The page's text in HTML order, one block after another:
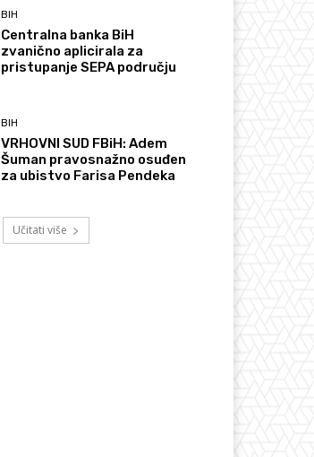
BIH
Centralna banka BiH
zvanično aplicirala za
pristupanje SEPA području
BIH
VRHOVNI SUD FBiH: Adem
Šuman pravosnažno osuđen
za ubistvo Farisa Pendeka
Učitati više